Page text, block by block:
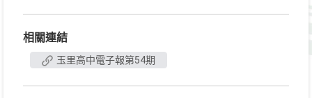
相關連結
玉里高中電子報第54期